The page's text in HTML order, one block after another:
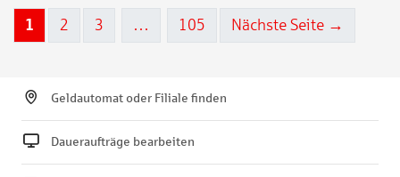
1 2 3 … 105 Nächste Seite →
Geldautomat oder Filiale finden
Daueraufträge bearbeiten